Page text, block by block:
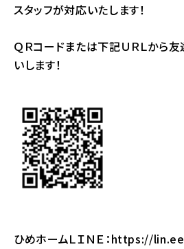
スタッフが対応いたします！
ＱＲコードまたは下記ＵＲＬから
いします！
ひめホームＬＩＮＥ：https://